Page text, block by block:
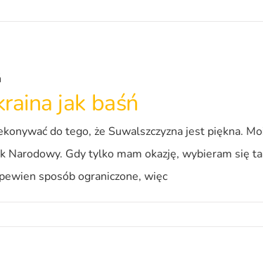
jak baśń
do tego, że Suwalszczyzna jest piękna.
Narodowy. Gdy tylko mam okazję, wybieram się
sposób ograniczone, więc